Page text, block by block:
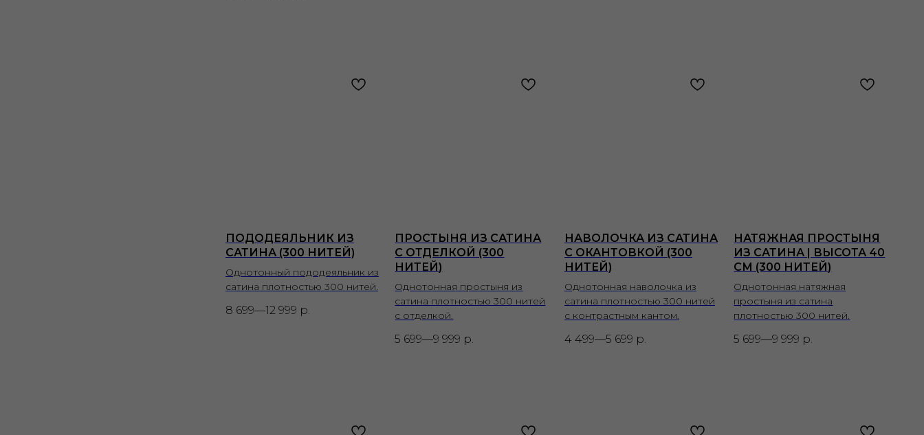
ПОДОДЕЯЛЬНИК ИЗ
САТИНА (300 НИТЕЙ)
Однотонный пододеяльник из
сатина плотностью 300 нитей.
8 699—12 999 р.
ПРОСТЫНЯ ИЗ САТИНА
С ОТДЕЛКОЙ (300
НИТЕЙ)
Однотонная простыня из
сатина плотностью 300 нитей
с отделкой.
5 699—9 999 р.
НАВОЛОЧКА ИЗ САТИНА
С ОКАНТОВКОЙ (300
НИТЕЙ)
Однотонная наволочка из
сатина плотностью 300 нитей
с контрастным кантом.
4 499—5 699 р.
НАТЯЖНАЯ ПРОСТЫНЯ
ИЗ САТИНА | ВЫСОТА 40
СМ (300 НИТЕЙ)
Однотонная натяжная
простыня из сатина
плотностью 300 нитей.
5 699—9 999 р.